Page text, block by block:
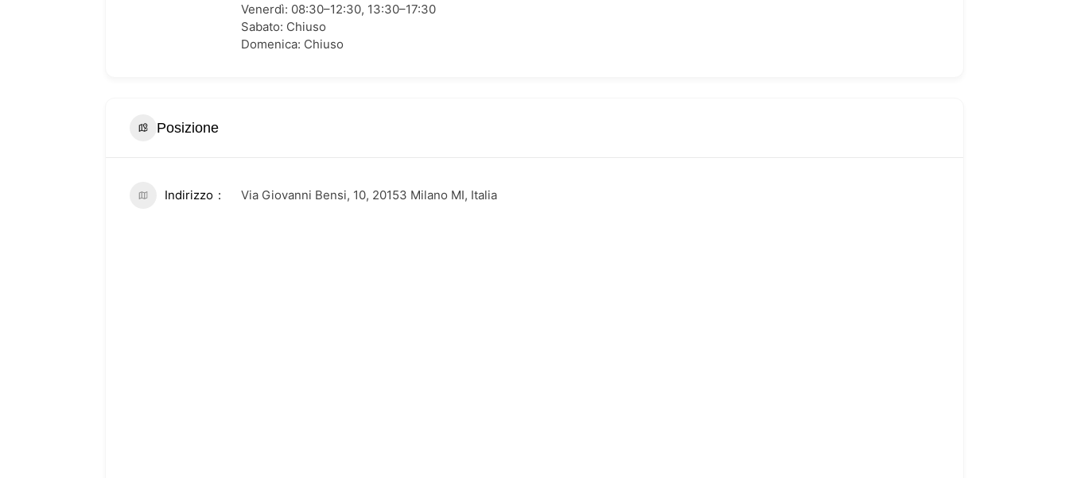
Venerdì: 08:30–12:30, 13:30–17:30
Sabato: Chiuso
Domenica: Chiuso
Posizione
Indirizzo Via Giovanni Bensi, 10, 20153 Milano MI, Italia